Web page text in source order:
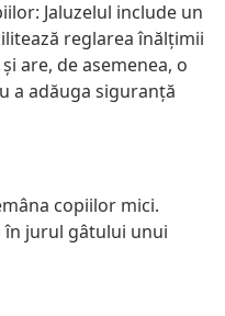
Jaluzelul include un
reglarea înălțimii
are, de asemenea, o
a adăuga siguranță
copiilor mici.
jurul gâtului unui